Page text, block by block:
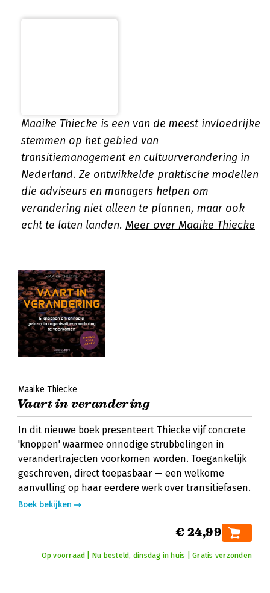
Maaike Thiecke is een van de meest invloedrijke
stemmen op het gebied van
transitiemanagement en cultuurverandering in
Nederland. Ze ontwikkelde praktische modellen
die adviseurs en managers helpen om
verandering niet alleen te plannen, maar ook
echt te laten landen. Meer over Maaike Thiecke
Maaike Thiecke
Vaart in verandering
In dit nieuwe boek presenteert Thiecke vijf concrete
'knoppen' waarmee onnodige strubbelingen in
verandertrajecten voorkomen worden. Toegankelijk
geschreven, direct toepasbaar — een welkome
aanvulling op haar eerdere werk over transitiefasen.
Boek bekijken
€ 24,99
Op voorraad | Nu besteld, dinsdag in huis | Gratis verzonden